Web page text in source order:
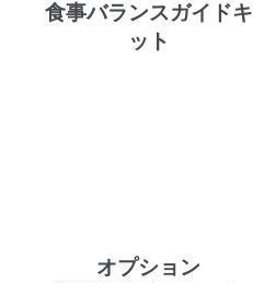
食事バランスガイドキ
ット
オプション